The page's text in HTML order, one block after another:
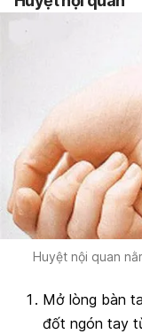
Huyệt nội quan
Mở lòng bàn
đốt ngón tay